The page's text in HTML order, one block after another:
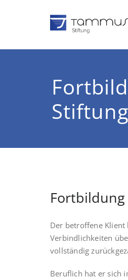
Stiftung
Fortbildung
Der betroffene Klient
Verbindlichkeiten
vollständig
Beruflich hat er sich